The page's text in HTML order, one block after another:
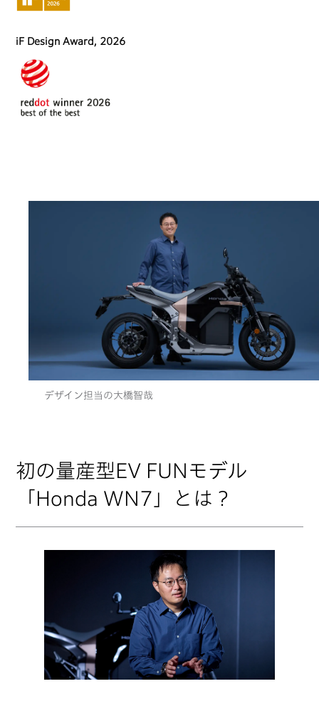
iF Design Award, 2026
デザイン担当の大橋智哉
初の量産型EV FUNモデル
「Honda WN7」とは？